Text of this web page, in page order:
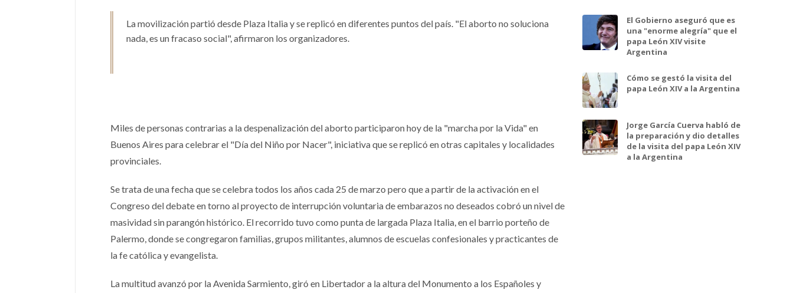
La movilización partió desde Plaza Italia y se replicó en diferentes puntos del país. "El aborto no soluciona
nada, es un fracaso social", afirmaron los organizadores.
Miles de personas contrarias a la despenalización del aborto participaron hoy de la "marcha por la Vida" en
Buenos Aires para celebrar el "Día del Niño por Nacer", iniciativa que se replicó en otras capitales y localidades
provinciales.
Se trata de una fecha que se celebra todos los años cada 25 de marzo pero que a partir de la activación en el
Congreso del debate en torno al proyecto de interrupción voluntaria de embarazos no deseados cobró un nivel de
masividad sin parangón histórico. El recorrido tuvo como punta de largada Plaza Italia, en el barrio porteño de
Palermo, donde se congregaron familias, grupos militantes, alumnos de escuelas confesionales y practicantes de
la fe católica y evangelista.
La multitud avanzó por la Avenida Sarmiento, giró en Libertador a la altura del Monumento a los Españoles y
El Gobierno aseguró que es
una "enorme alegría" que el
papa León XIV visite
Argentina
Cómo se gestó la visita del
papa León XIV a la Argentina
Jorge García Cuerva habló de
la preparación y dio detalles
de la visita del papa León XIV
a la Argentina